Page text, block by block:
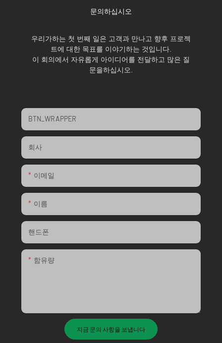
문의하십시오
우리가하는 첫 번째 일은 고객과 만나고 향후 프로젝
트에 대한 목표를 이야기하는 것입니다.
이 회의에서 자유롭게 아이디어를 전달하고 많은 질
문을하십시오.
BTN_WRAPPER
회사
이메일
이름
핸드폰
함유량
지금 문의 사항을 보냅니다